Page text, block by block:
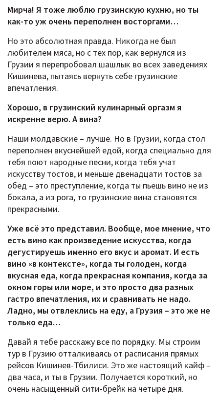
Мирча! Я тоже люблю грузинскую кухню, но ты
как-то уж очень переполнен восторгами…
Но это абсолютная правда. Никогда не был
любителем мяса, но с тех пор, как вернулся из
Грузии я перепробовал шашлык во всех заведениях
Кишинева, пытаясь вернуть себе грузинские
впечатления.
Хорошо, в грузинский кулинарный оргазм я
искренне верю. А вина?
Наши молдавские – лучше. Но в Грузии, когда стол
переполнен вкуснейшей едой, когда специально для
тебя поют народные песни, когда тебя учат
искусству тостов, и меньше двенадцати тостов за
обед – это преступление, когда ты пьешь вино не из
бокала, а из рога, то грузинские вина становятся
прекрасными.
Уже всё это представил. Вообще, мое мнение, что
есть вино как произведение искусства, когда
дегустируешь именно его вкус и аромат. И есть
вино «в контексте», когда ты голоден, когда
вкусная еда, когда прекрасная компания, когда за
окном горы или море, и это просто два разных
гастро впечатления, их и сравнивать не надо.
Ладно, мы отвлеклись на еду, а Грузия – это же не
только еда…
Давай я тебе расскажу все по порядку. Мы строим
тур в Грузию отталкиваясь от расписания прямых
рейсов Кишинев-Тбилиси. Это же настоящий кайф –
два часа, и ты в Грузии. Получается короткий, но
очень насыщенный сити-брейк на четыре дня.